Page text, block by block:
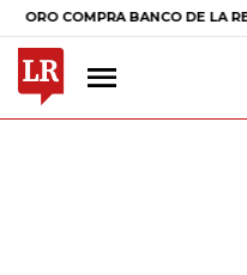
BANCO DE LA REPÚBLICA